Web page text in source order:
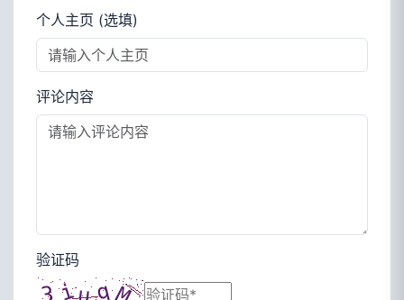
个人主页 (选填)
评论内容
验证码